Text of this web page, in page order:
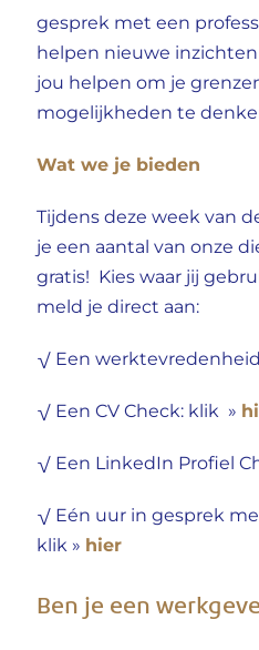
gesprek met een
helpen nieuwe
jou helpen om je
mogelijkheden te
Wat we je bieden
Tijdens deze week van
je een aantal van onze
gratis! Kies waar jij
meld je direct aan:
√ Een werktevredenh
√ Een CV Check: klik »
√ Een LinkedIn Profiel
√ Eén uur in gesprek
klik » hier
Ben je een